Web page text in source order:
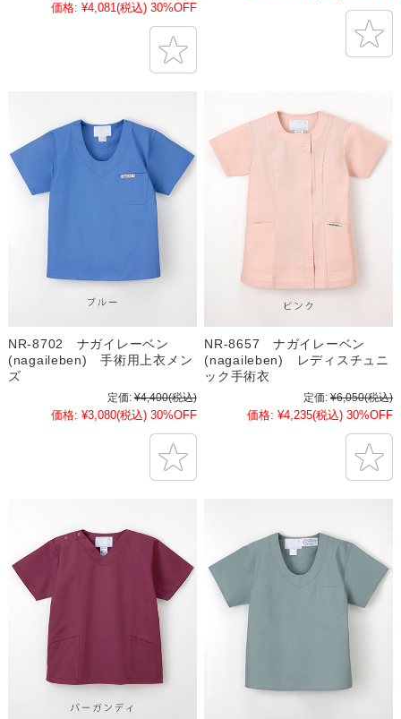
価格: ¥4,081(税込) 30%OFF
NR-8702 ナガイレーベン
(nagaileben) 手術用上衣メン
ズ
定価: ¥4,400(税込)
価格: ¥3,080(税込) 30%OFF
NR-8657 ナガイレーベン
(nagaileben) レディスチュニ
ック手術衣
定価: ¥6,050(税込)
価格: ¥4,235(税込) 30%OFF